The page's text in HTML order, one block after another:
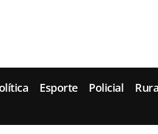
Esporte Policial